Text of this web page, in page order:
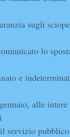
sugli
lo
e
alle
servizio